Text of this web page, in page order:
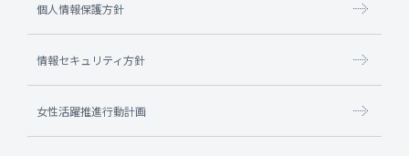
個人情報保護方針
情報セキュリティ方針
女性活躍推進行動計画